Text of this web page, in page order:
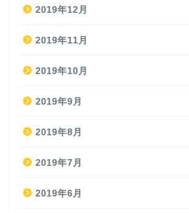
2019年12月
2019年11月
2019年10月
2019年9月
2019年8月
2019年7月
2019年6月